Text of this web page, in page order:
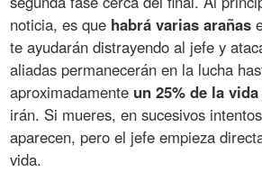
noticia, es que habrá varias arañas
te ayudarán distrayendo al jefe y
aliadas permanecerán en la lucha
aproximadamente un 25% de la vida
irán. Si mueres, en sucesivos
aparecen, pero el jefe empieza
vida.